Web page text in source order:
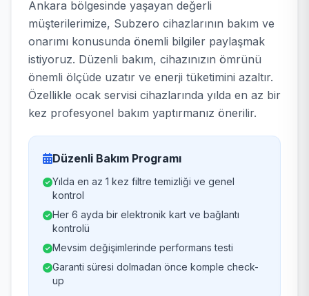
Ankara bölgesinde yaşayan değerli
müşterilerimize, Subzero cihazlarının bakım ve
onarımı konusunda önemli bilgiler paylaşmak
istiyoruz. Düzenli bakım, cihazınızın ömrünü
önemli ölçüde uzatır ve enerji tüketimini azaltır.
Özellikle ocak servisi cihazlarında yılda en az bir
kez profesyonel bakım yaptırmanız önerilir.
Düzenli Bakım Programı
Yılda en az 1 kez filtre temizliği ve genel
kontrol
Her 6 ayda bir elektronik kart ve bağlantı
kontrolü
Mevsim değişimlerinde performans testi
Garanti süresi dolmadan önce komple check-
up